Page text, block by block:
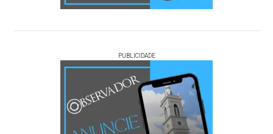
PUBLICIDADE